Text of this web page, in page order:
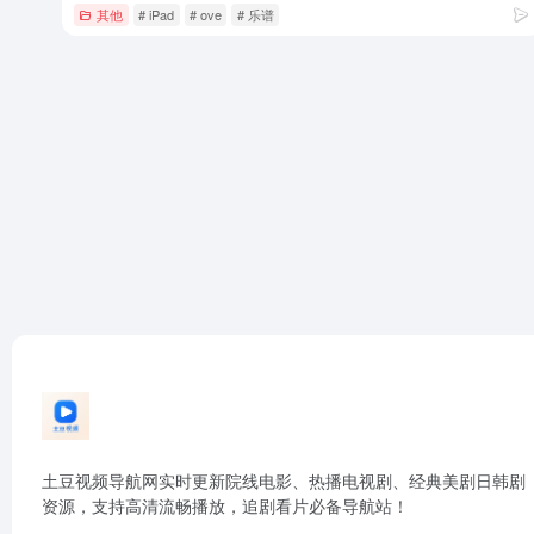
其他 # iPad # ove # 乐谱
土豆视频导航网实时更新院线电影、热播电视剧、经典美剧日韩剧
资源，支持高清流畅播放，追剧看片必备导航站！